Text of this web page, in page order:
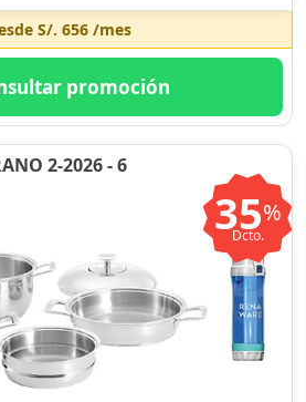
S/. 656/mes
promoción
2-2026 - 6
35%
Dcto.